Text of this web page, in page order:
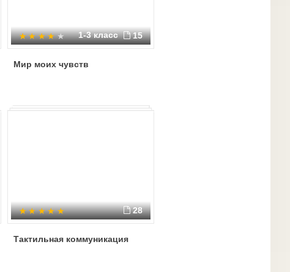
1-3 класс 15
Мир моих чувств
28
Тактильная коммуникация